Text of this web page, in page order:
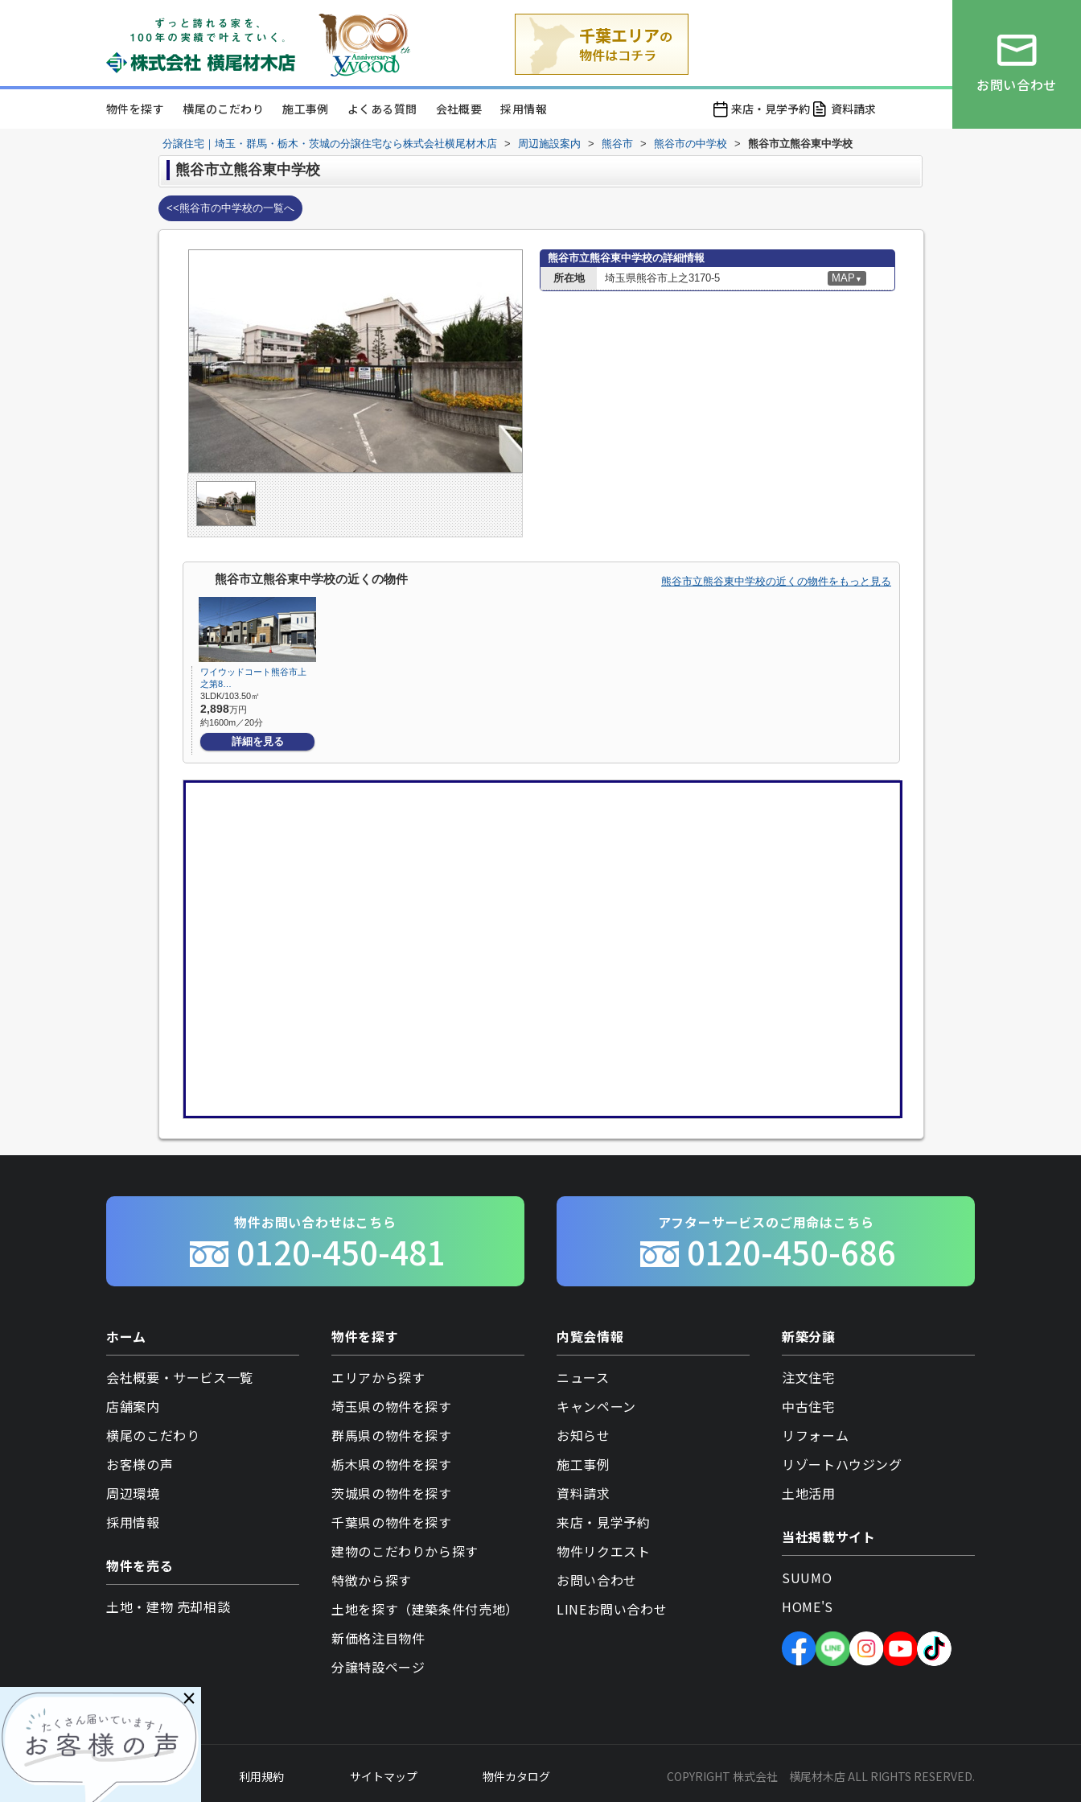
物件を探す 横尾のこだわり 施工事例 よくある質問 会社概要 採用情報 来店・見学予約 資料請求
お問い合わせ
×
分譲住宅｜埼玉・群馬・栃木・茨城の分譲住宅なら株式会社横尾材木店 > 周辺施設案内 > 熊谷市 > 熊谷市の中学校 > 熊谷市立熊谷東中学校
熊谷市立熊谷東中学校
<<熊谷市の中学校の一覧へ
熊谷市立熊谷東中学校の詳細情報
所在地
埼玉県熊谷市上之3170-5 MAP ▼
熊谷市立熊谷東中学校の近くの物件 熊谷市立熊谷東中学校の近くの物件をもっと見る
ワイウッドコート熊谷市上
之第8…
3LDK/103.50㎡
2,898万円
約1600m／20分
詳細を見る
物件お問い合わせはこちら
0120-450-481
アフターサービスのご用命はこちら
0120-450-686
ホーム
会社概要・サービス一覧
店舗案内
横尾のこだわり
お客様の声
周辺環境
採用情報
物件を売る
土地・建物 売却相談
物件を探す
エリアから探す
埼玉県の物件を探す
群馬県の物件を探す
栃木県の物件を探す
茨城県の物件を探す
千葉県の物件を探す
建物のこだわりから探す
特徴から探す
土地を探す（建築条件付売地）
新価格注目物件
分譲特設ページ
内覧会情報
ニュース
キャンペーン
お知らせ
施工事例
資料請求
来店・見学予約
物件リクエスト
お問い合わせ
LINEお問い合わせ
新築分譲
注文住宅
中古住宅
リフォーム
リゾートハウジング
土地活用
当社掲載サイト
SUUMO
HOME'S
各種ポリシー 利用規約 サイトマップ 物件カタログ COPYRIGHT 株式会社 横尾材木店 ALL RIGHTS RESERVED.